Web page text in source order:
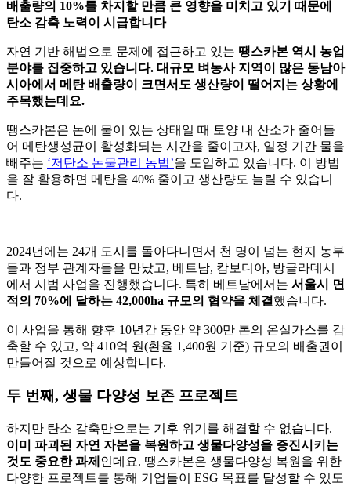
주목했는데요.
어 메탄생성균이 활성화되는 시간을 줄이고자, 일정 기간 물을
빼주는 ‘저탄소 논물관리 농법’을 도입하고 있습니다. 이 방법
을 잘 활용하면 메탄을 40% 줄이고 생산량도 늘릴 수 있습니
다.
2024년에는 24개 도시를 돌아다니면서 천 명이 넘는 현지 농부
들과 정부 관계자들을 만났고, 베트남, 캄보디아, 방글라데시
에서 시범 사업을 진행했습니다. 특히 베트남에서는
축할 수 있고, 약 410억 원(환율 1,400원 기준) 규모의 배출권이
만들어질 것으로 예상합니다.
두 번째, 생물 다양성 보존 프로젝트
하지만 탄소 감축만으로는 기후 위기를 해결할 수 없습니다.
이미 파괴된 자연 자본을 복원하고 생물다양성을 증진시키는
것도 중요한 과제 인데요. 땡스카본은 생물다양성 복원을 위한
다양한 프로젝트를 통해 기업들이 ESG 목표를 달성할 수 있도
록 돕고 있습니다.